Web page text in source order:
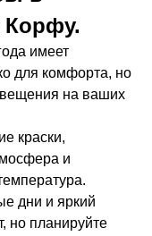
Корфу.
имеет
для комфорта, но
на ваших
краски,
и
дни и яркий
но планируйте